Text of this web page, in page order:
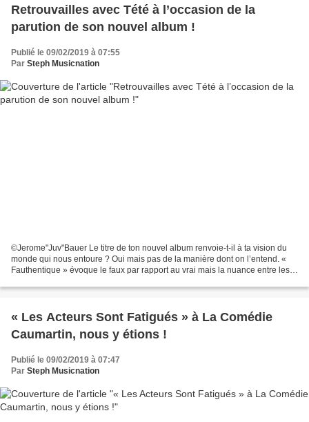
Retrouvailles avec Tété à l’occasion de la
parution de son nouvel album !
Publié le 09/02/2019 à 07:55
Par Steph Musicnation
©Jerome"Juv"Bauer Le titre de ton nouvel album renvoie-t-il à ta vision du
monde qui nous entoure ? Oui mais pas de la manière dont on l’entend. «
Fauthentique » évoque le faux par rapport au vrai mais la nuance entre les
« Les Acteurs Sont Fatigués » à La Comédie
Caumartin, nous y étions !
Publié le 09/02/2019 à 07:47
Par Steph Musicnation